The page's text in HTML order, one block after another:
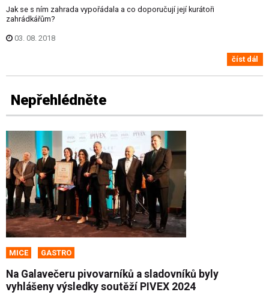
Jak se s ním zahrada vypořádala a co doporučují její kurátoři
zahrádkářům?
03. 08. 2018
číst dál
Nepřehlédněte
MICE GASTRO
Na Galavečeru pivovarníků a sladovníků byly
vyhlášeny výsledky soutěží PIVEX 2024